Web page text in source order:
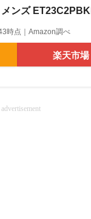
メンズ
時点｜Amazon調べ
楽天市場
advertisement